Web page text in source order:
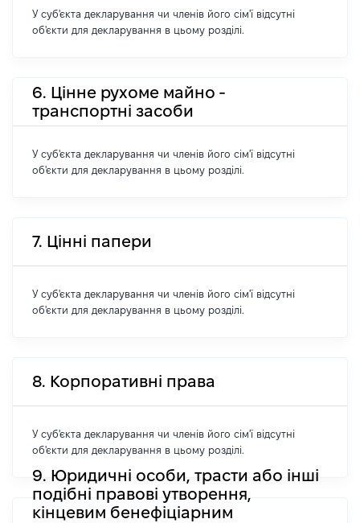
У суб'єкта декларування чи членів його сім'ї відсутні
об'єкти для декларування в цьому розділі.
6. Цінне рухоме майно -
транспортні засоби
У суб'єкта декларування чи членів його сім'ї відсутні
об'єкти для декларування в цьому розділі.
7. Цінні папери
У суб'єкта декларування чи членів його сім'ї відсутні
об'єкти для декларування в цьому розділі.
8. Корпоративні права
У суб'єкта декларування чи членів його сім'ї відсутні
об'єкти для декларування в цьому розділі.
9. Юридичні особи, трасти або інші
подібні правові утворення,
кінцевим бенефіціарним